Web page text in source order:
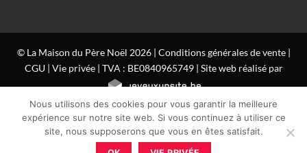
© La Maison du Père Noël 2026 | Conditions générales de vente|
CGU| Vie privée| TVA : BE0840965749 | Site web réalisé par
Nous utilisons des cookies pour vous garantir la meilleure
expérience sur notre site web. Si vous continuez à utiliser ce
site, nous supposerons que vous en êtes satisfait.